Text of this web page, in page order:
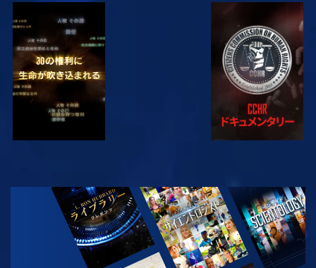
観る
観る シリーズを探求